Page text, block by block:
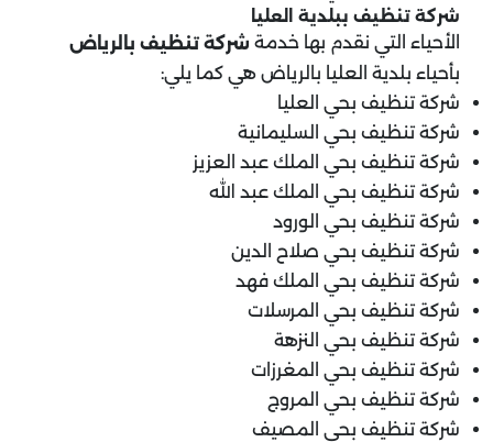
شركة تنظيف ببلدية العليا
الأحياء التي نقدم بها خدمة شركة تنظيف بالرياض
بأحياء بلدية العليا بالرياض هي كما يلي:
شركة تنظيف بحي العليا
شركة تنظيف بحي السليمانية
شركة تنظيف بحي الملك عبد العزيز
شركة تنظيف بحي الملك عبد الله
شركة تنظيف بحي الورود
شركة تنظيف بحي صلاح الدين
شركة تنظيف بحي الملك فهد
شركة تنظيف بحي المرسلات
شركة تنظيف بحي النزهة
شركة تنظيف بحي المغرزات
شركة تنظيف بحي المروج
شركة تنظيف بحي المصيف